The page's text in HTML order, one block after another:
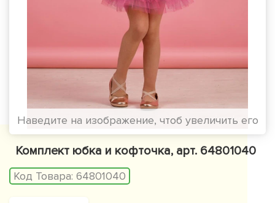
Наведите на изображение, чтоб увеличить его
Комплект юбка и кофточка, арт. 64801040
Код Товара: 64801040